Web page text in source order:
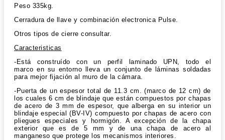
Peso 335kg.
Cerradura de llave y combinación electronica Pulse.
Otros tipos de cierre consultar.
Caracteristicas
-Está construído con un perfil laminado UPN, todo el
marco en su entorno lleva un conjunto de láminas soldadas
para mejor fijación al muro de la cámara.
-Puerta de un espesor total de 11.3 cm. (marco de 12 cm) de
los cuales 6 cm de blindaje que están compuestos por chapas
de acero de 3 mm de espesor, que alberga en su interior un
blindaje especial (BV-IV) compuesto por chapas de acero con
pliegues especiales y hormigón. A excepción de la chapa
exterior que es de 5 mm y de una chapa de acero al
manganeso que protege los mecanismos interiores.